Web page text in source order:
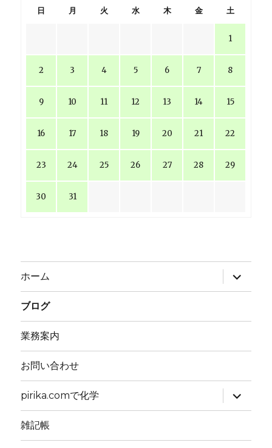
日 月 火 水 木 金 土
1
2 3 4 5 6 7 8
9 10 11 12 13 14 15
16 17 18 19 20 21 22
23 24 25 26 27 28 29
30 31
ホーム
サ
ブ
メ
ー
開
ブログ
業務案内
お問い合わせ
pirika.comで化学
サ
ブ
メ
ー
雑記帳